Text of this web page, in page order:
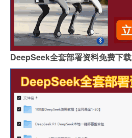
DeepSeek全套部署资料免费下载